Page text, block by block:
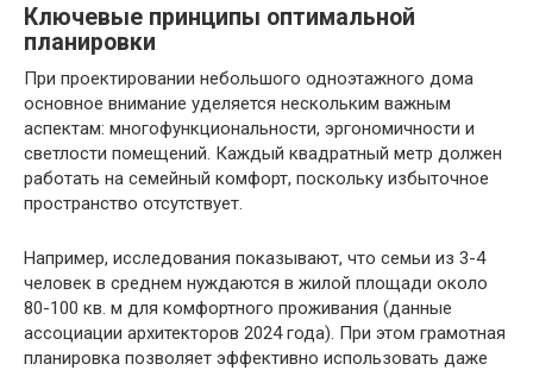
Ключевые принципы оптимальной
планировки
При проектировании небольшого одноэтажного дома
основное внимание уделяется нескольким важным
аспектам: многофункциональности, эргономичности и
светлости помещений. Каждый квадратный метр должен
работать на семейный комфорт, поскольку избыточное
пространство отсутствует.
Например, исследования показывают, что семьи из 3-4
человек в среднем нуждаются в жилой площади около
80-100 кв. м для комфортного проживания (данные
ассоциации архитекторов 2024 года). При этом грамотная
планировка позволяет эффективно использовать даже